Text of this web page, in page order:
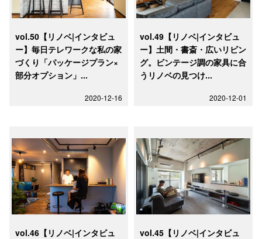
vol.50【リノベ|インタビュ
ー】毎日テレワークな私の家
づくり「パッケージプラン×
部分オプション」...
2020-12-16
vol.49【リノベ|インタビュ
ー】土間・書斎・広いリビン
グ。ビンテージ調の家具に合
うリノベの見つけ...
2020-12-01
vol.46【リノベ|インタビュ
vol.45【リノベ|インタビュ